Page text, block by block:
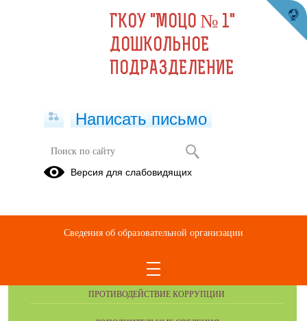
Публикации за Февраль 2026
ОБРАЩЕНИЯ ГРАЖДАН
ПРОТИВОДЕЙСТВИЕ КОРРУПЦИИ
ГКОУ "МОЦО № 1"
ДОШКОЛЬНОЕ
ПОДРАЗДЕЛЕНИЕ
Написать письмо
Версия для слабовидящих
Сведения об образовательной организации